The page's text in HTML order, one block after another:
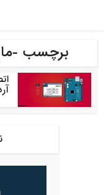
برچسب -